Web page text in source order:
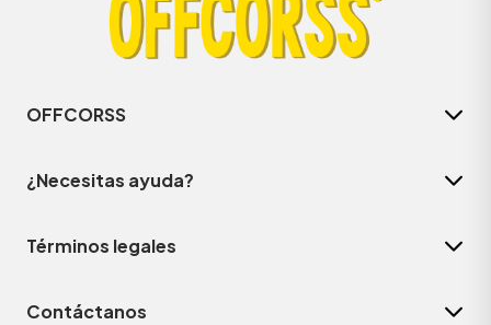
OFFCORSS
¿Necesitas ayuda?
Términos legales
Contáctanos